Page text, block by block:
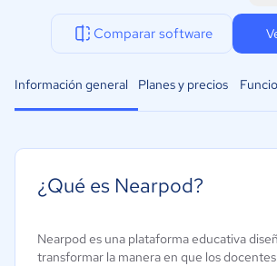
Comparar software
Información general Planes y precios
¿Qué es Nearpod?
Nearpod es una plataforma educativa
transformar la manera en que los